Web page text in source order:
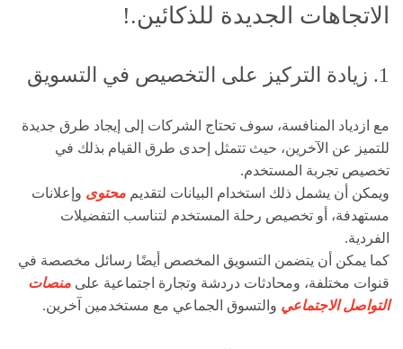
الاتجاهات الجديدة للذكائين.!
1. زيادة التركيز على التخصيص في التسويق
مع ازدياد المنافسة، سوف تحتاج الشركات إلى إيجاد طرق جديدة
للتميز عن الآخرين، حيث تتمثل إحدى طرق القيام بذلك في
تخصيص تجربة المستخدم.
ويمكن أن يشمل ذلك استخدام البيانات لتقديم محتوى وإعلانات
مستهدفة، أو تخصيص رحلة المستخدم لتناسب التفضيلات
الفردية.
كما يمكن أن يتضمن التسويق المخصص أيضًا رسائل مخصصة في
قنوات مختلفة، ومحادثات دردشة وتجارة اجتماعية على منصات
التواصل الاجتماعي والتسوق الجماعي مع مستخدمين آخرين.